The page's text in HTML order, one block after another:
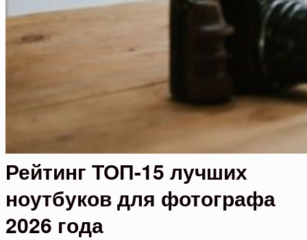
Рейтинг ТОП-15 лучших
ноутбуков для фотографа
2026 года